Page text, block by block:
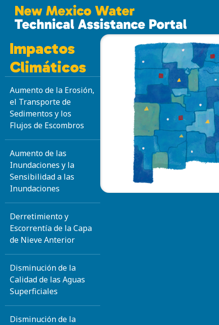
Impactos
Climáticos
Aumento de la Erosión,
el Transporte de
Sedimentos y los
Flujos de Escombros
Aumento de las
Inundaciones y la
Sensibilidad a las
Inundaciones
Derretimiento y
Escorrentía de la Capa
de Nieve Anterior
Disminución de la
Calidad de las Aguas
Superficiales
Disminución de la